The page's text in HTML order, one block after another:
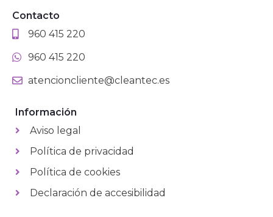
Contacto
960 415 220
960 415 220
atencioncliente@cleantec.es
Información
Aviso legal
Política de privacidad
Política de cookies
Declaración de accesibilidad